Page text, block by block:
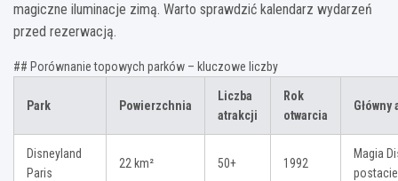
magiczne iluminacje zimą. Warto sprawdzić kalendarz wydarzeń
przed rezerwacją.
## Porównanie topowych parków – kluczowe liczby
Park Powierzchnia
Liczba
atrakcji
Rok
otwarcia
Główny
Disneyland
Paris
22 km² 50+ 1992
Magia